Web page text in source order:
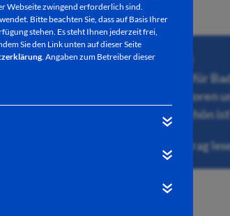
Webseite zwingend erforderlich sind.
Bitte beachten Sie, dass auf Basis Ihrer
stehen. Es steht Ihnen jederzeit frei,
Sie den Link unten auf dieser Seite
. Angaben zum Betreiber dieser
der aktuellen
28.07.2026
Konzert für
und Senioren
Leben schön
Beitrag